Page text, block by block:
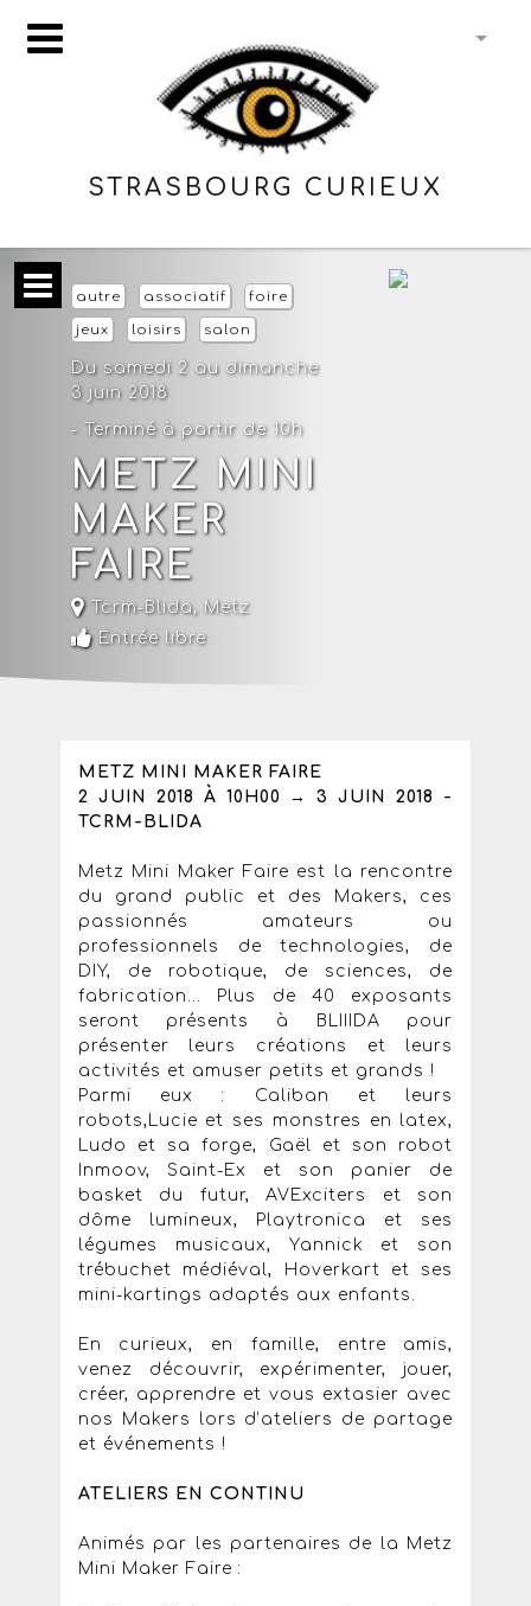
STRASBOURG CURIEUX
autre associatif foire
jeux loisirs salon
Du samedi 2 au dimanche
3 juin 2018
- Terminé à partir de 10h
METZ MINI
MAKER
FAIRE
Tcrm-Blida, Metz
Entrée libre
METZ MINI MAKER FAIRE
2 JUIN 2018 À 10H00 → 3 JUIN 2018 -
TCRM-BLIDA
Metz Mini Maker Faire est la rencontre
du grand public et des Makers, ces
passionnés amateurs ou
professionnels de technologies, de
DIY, de robotique, de sciences, de
fabrication... Plus de 40 exposants
seront présents à BLIIIDA pour
présenter leurs créations et leurs
activités et amuser petits et grands !
Parmi eux : Caliban et leurs
robots,Lucie et ses monstres en latex,
Ludo et sa forge, Gaël et son robot
Inmoov, Saint-Ex et son panier de
basket du futur, AVExciters et son
dôme lumineux, Playtronica et ses
légumes musicaux, Yannick et son
trébuchet médiéval, Hoverkart et ses
mini-kartings adaptés aux enfants.
En curieux, en famille, entre amis,
venez découvrir, expérimenter, jouer,
créer, apprendre et vous extasier avec
nos Makers lors d’ateliers de partage
et événements !
ATELIERS EN CONTINU
Animés par les partenaires de la Metz
Mini Maker Faire :